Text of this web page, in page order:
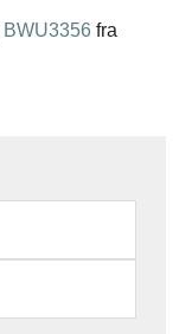
BWU3356 fra